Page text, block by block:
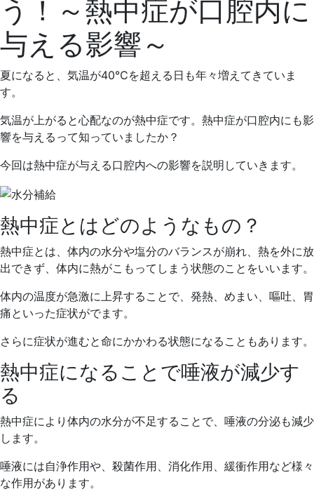
28
歯
医
院
う！～熱中症が口腔内に
与える影響～
夏になると、気温が40℃を超える日も年々増えてきていま
す。
気温が上がると心配なのが熱中症です。熱中症が口腔内にも影
響を与えるって知っていましたか？
今回は熱中症が与える口腔内への影響を説明していきます。
熱中症とはどのようなもの？
熱中症とは、体内の水分や塩分のバランスが崩れ、熱を外に放
出できず、体内に熱がこもってしまう状態のことをいいます。
体内の温度が急激に上昇することで、発熱、めまい、嘔吐、胃
痛といった症状がでます。
さらに症状が進むと命にかかわる状態になることもあります。
熱中症になることで唾液が減少す
る
熱中症により体内の水分が不足することで、唾液の分泌も減少
します。
唾液には自浄作用や、殺菌作用、消化作用、緩衝作用など様々
な作用があります。